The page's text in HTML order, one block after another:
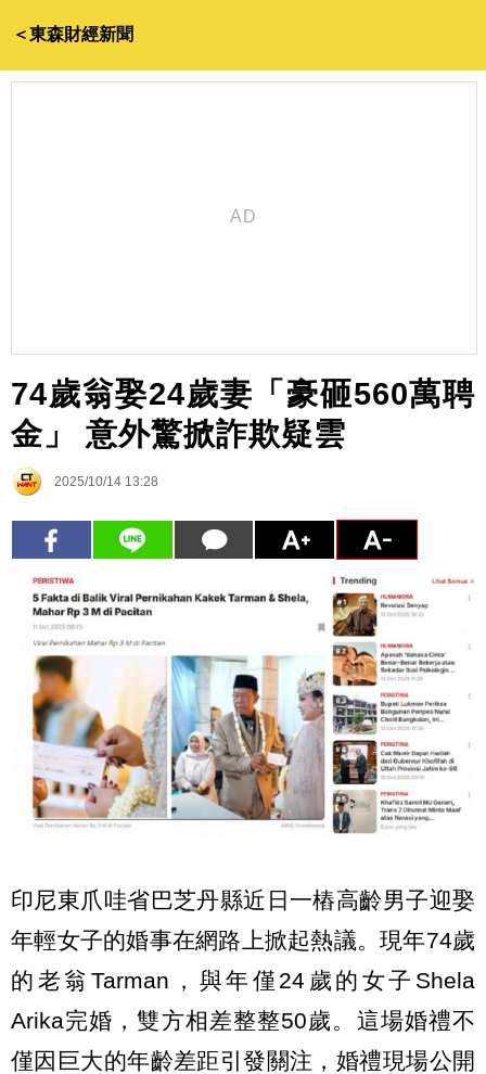
＜東森財經新聞
74歲翁娶24歲妻「豪砸560萬聘
金」 意外驚掀詐欺疑雲
2025/10/14 13:28
印尼東爪哇省巴芝丹縣近日一樁高齡男子迎娶
年輕女子的婚事在網路上掀起熱議。現年74歲
的老翁Tarman，與年僅24歲的女子Shela
Arika完婚，雙方相差整整50歲。這場婚禮不
僅因巨大的年齡差距引發關注，婚禮現場公開